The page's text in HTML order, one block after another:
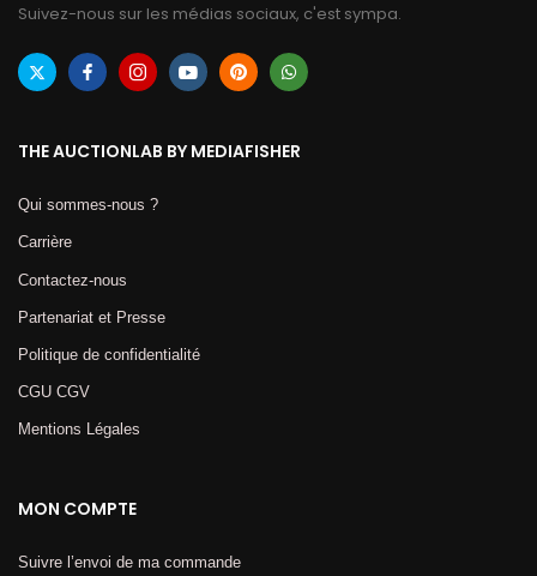
Suivez-nous sur les médias sociaux, c'est sympa.
THE AUCTIONLAB BY MEDIAFISHER
Qui sommes-nous ?
Carrière
Contactez-nous
Partenariat et Presse
Politique de confidentialité
CGU CGV
Mentions Légales​
MON COMPTE
Suivre l’envoi de ma commande